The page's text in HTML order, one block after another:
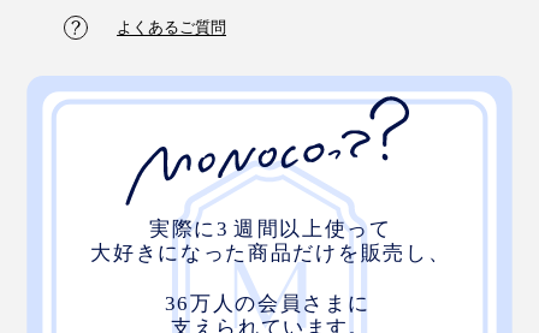
チッとはまることで閉じた状態をキープします。
よくあるご質問